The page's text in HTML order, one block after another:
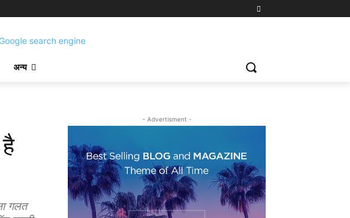
अन्य
गलत
- Advertisment -